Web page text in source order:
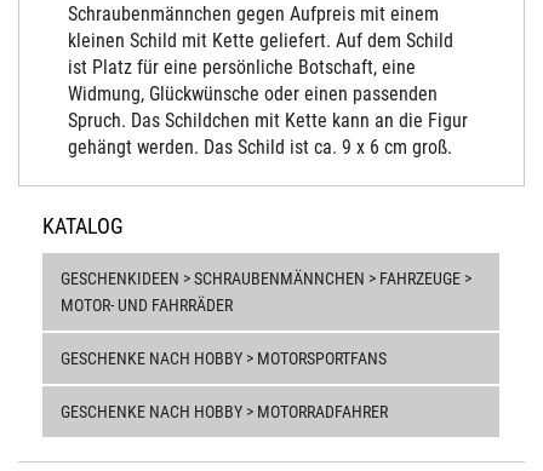
Schraubenmännchen gegen Aufpreis mit einem
kleinen Schild mit Kette geliefert. Auf dem Schild
ist Platz für eine persönliche Botschaft, eine
Widmung, Glückwünsche oder einen passenden
Spruch. Das Schildchen mit Kette kann an die Figur
gehängt werden. Das Schild ist ca. 9 x 6 cm groß.
KATALOG
GESCHENKIDEEN > SCHRAUBENMÄNNCHEN > FAHRZEUGE >
MOTOR- UND FAHRRÄDER
GESCHENKE NACH HOBBY > MOTORSPORTFANS
GESCHENKE NACH HOBBY > MOTORRADFAHRER